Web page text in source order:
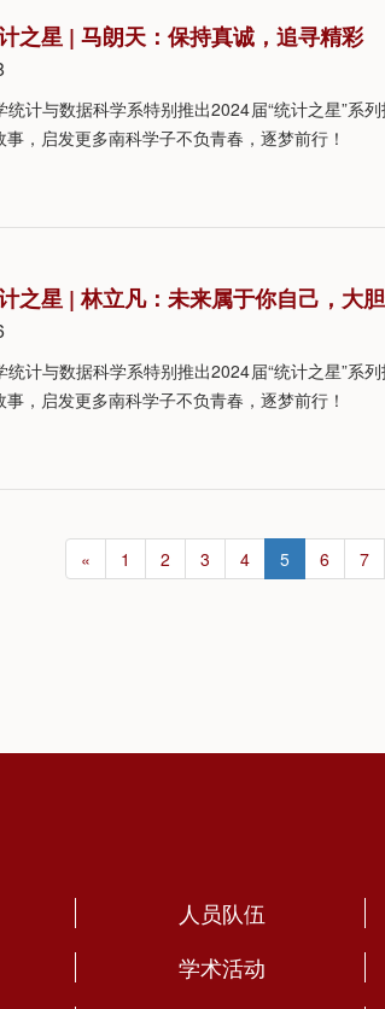
之星 | 马朗天：保持真诚，追寻精彩
统计与数据科学系特别推出2024届“统计之星”系
事，启发更多南科学子不负青春，逐梦前行！
之星 | 林立凡：未来属于你自己，大
统计与数据科学系特别推出2024届“统计之星”系
事，启发更多南科学子不负青春，逐梦前行！
« 1 2 3 4 5 6 7
人员队伍
学术活动